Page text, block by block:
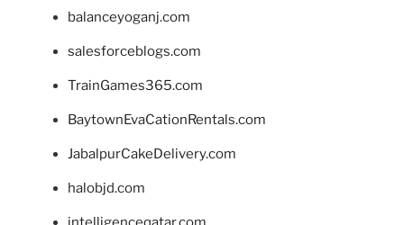
balanceyoganj.com
salesforceblogs.com
TrainGames365.com
BaytownEvaCationRentals.com
JabalpurCakeDelivery.com
halobjd.com